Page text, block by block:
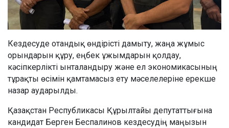
Кездесуде отандық өндірісті дамыту, жаңа жұмыс
орындарын құру, еңбек ұжымдарын қолдау,
кәсіпкерлікті ынталандыру және ел экономикасының
тұрақты өсімін қамтамасыз ету мәселелеріне ерекше
назар аударылды.
Қазақстан Республикасы Құрылтайы депутаттығына
кандидат Берген Беспалинов кездесудің маңызын